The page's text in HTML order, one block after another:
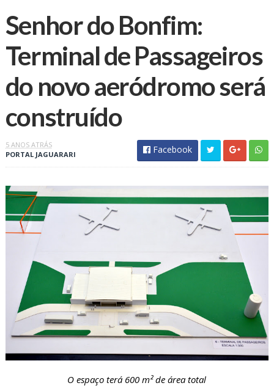
Senhor do Bonfim:
Terminal de Passageiros
do novo aeródromo será
construído
5 ANOS ATRÁS
PORTAL JAGUARARI
Facebook
O espaço terá 600 m² de área total